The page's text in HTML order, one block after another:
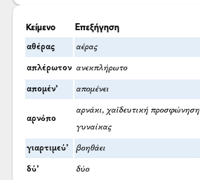
Κείμενο Επεξήγηση
αθέρας αέρας
απλέρωτον ανεκπλήρωτο
απομέν’ απομένει
αρνόπο
αρνάκι, χαϊδευτική προσφώνηση
γυναίκας
γιαρτιμεύ’ βοηθάει
δύ’ δύο